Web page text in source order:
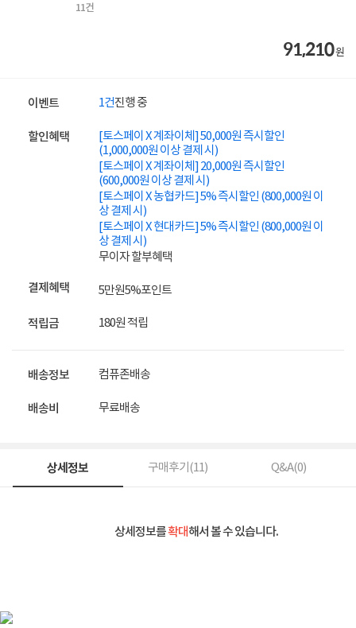
11건
91,210원
이벤트 1건진행 중
할인혜택
[토스페이 X 계좌이체] 50,000원 즉시할인
(1,000,000원 이상 결제 시)
[토스페이 X 계좌이체] 20,000원 즉시할인
(600,000원 이상 결제 시)
[토스페이 X 농협카드] 5% 즉시할인 (800,000원 이
상 결제 시)
[토스페이 X 현대카드] 5% 즉시할인 (800,000원 이
상 결제 시)
무이자 할부혜택
결제혜택 5만원5%포인트
적립금 180원 적립
배송정보 컴퓨존배송
배송비 무료배송
상세정보 구매후기(11) Q&A(0)
상세정보를확대해서 볼 수 있습니다.